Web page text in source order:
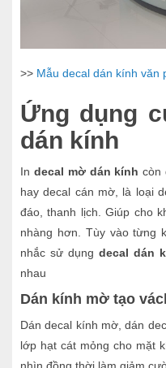
>> Mẫu decal dán kính văn
Ứng dụng
dán kính
In decal mờ dán kính còn
hay decal cán mờ, là loại
đáo, thanh lịch. Giúp cho
nhàng hơn. Tùy vào từng
nhắc sử dụng decal dán
nhau
Dán kính mờ tạo
Dán decal kính mờ, dán
lớp hạt cát mỏng cho mặt
nhìn đồng thời làm giảm